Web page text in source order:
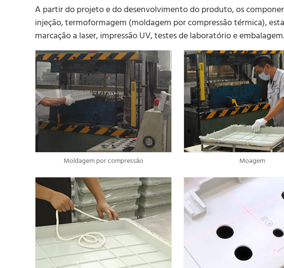
A partir do projeto e do desenvolvimento do produto, os
injeção, termoformagem (moldagem por compressão térmica),
marcação a laser, impressão UV, testes de laboratório e embalagem.
Moldagem por compressão Moagem